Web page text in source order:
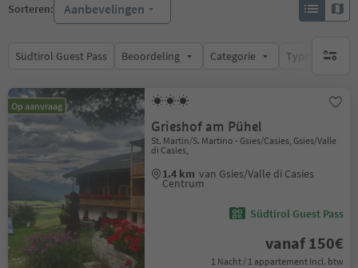
Sorteren: Aanbevelingen
Südtirol Guest Pass Beoordeling Categorie Type catering
geen
Op aanvraag
Grieshof am Pühel
St. Martin/S. Martino - Gsies/Casies, Gsies/Valle
di Casies,
1.4 km van Gsies/Valle di Casies
Centrum
Südtirol Guest Pass
vanaf 150€
1 Nacht / 1 appartement Incl. btw